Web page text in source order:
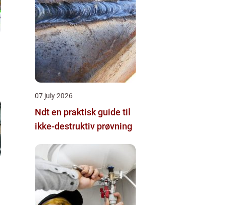
07 july 2026
Ndt en praktisk guide til
ikke-destruktiv prøvning